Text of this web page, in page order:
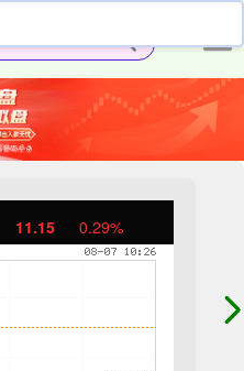
11.15 0.29%